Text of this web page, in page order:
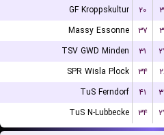
GF Kroppskultur
۲۰
Massy Essonne
۳۷
TSV GWD Minden
۳۱
SPR Wisla Plock
۳۴
TuS Ferndorf
۴۱
TuS N-Lubbecke
۳۴